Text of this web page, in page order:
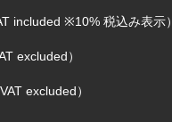
included ※10% 税込み表示）
excluded）
excluded）